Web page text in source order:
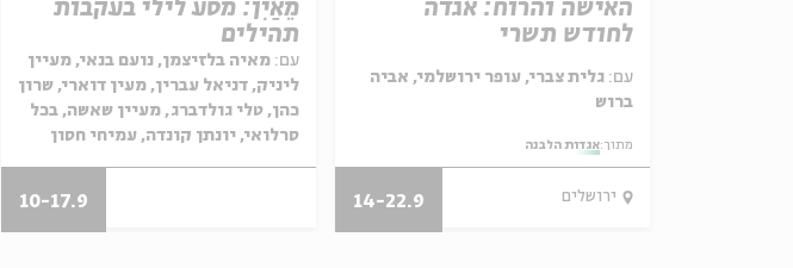
מֵאַיִן: מסע לילי בעקבות
תהילים
עם: מאיה בלזיצמן, נועם בנאי, מעיין
ליניק, דניאל עברין, מעין דוארי, שרון
כהן, טלי גולדברג, מעיין שאשה, בכל
סרלואי, יונתן קונדה, עמיחי חסון
10-17.9
האישה והרוח: אגדה
לחודש תשרי
עם: גלית צברי, עופר ירושלמי, אביה
ברוש
מתוך:אגדות הלבנה
ירושלים 14-22.9